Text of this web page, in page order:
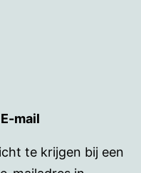
mail
te krijgen bij een